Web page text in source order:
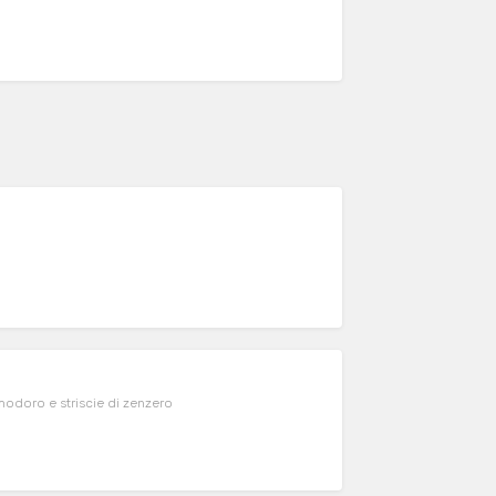
e striscie di zenzero